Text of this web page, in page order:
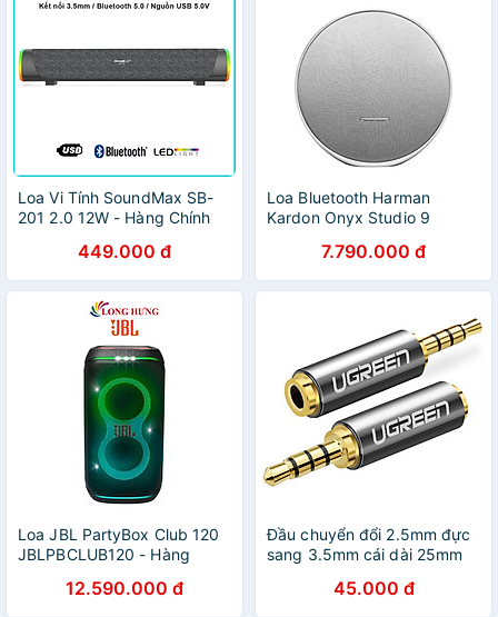
Loa Vi Tính SoundMax SB-
201 2.0 12W - Hàng Chính
449.000 đ
Loa Bluetooth Harman
Kardon Onyx Studio 9
7.790.000 đ
Loa JBL PartyBox Club 120
JBLPBCLUB120 - Hàng
12.590.000 đ
Đầu chuyển đổi 2.5mm đực
sang 3.5mm cái dài 25mm
chính hãng45.000 đ